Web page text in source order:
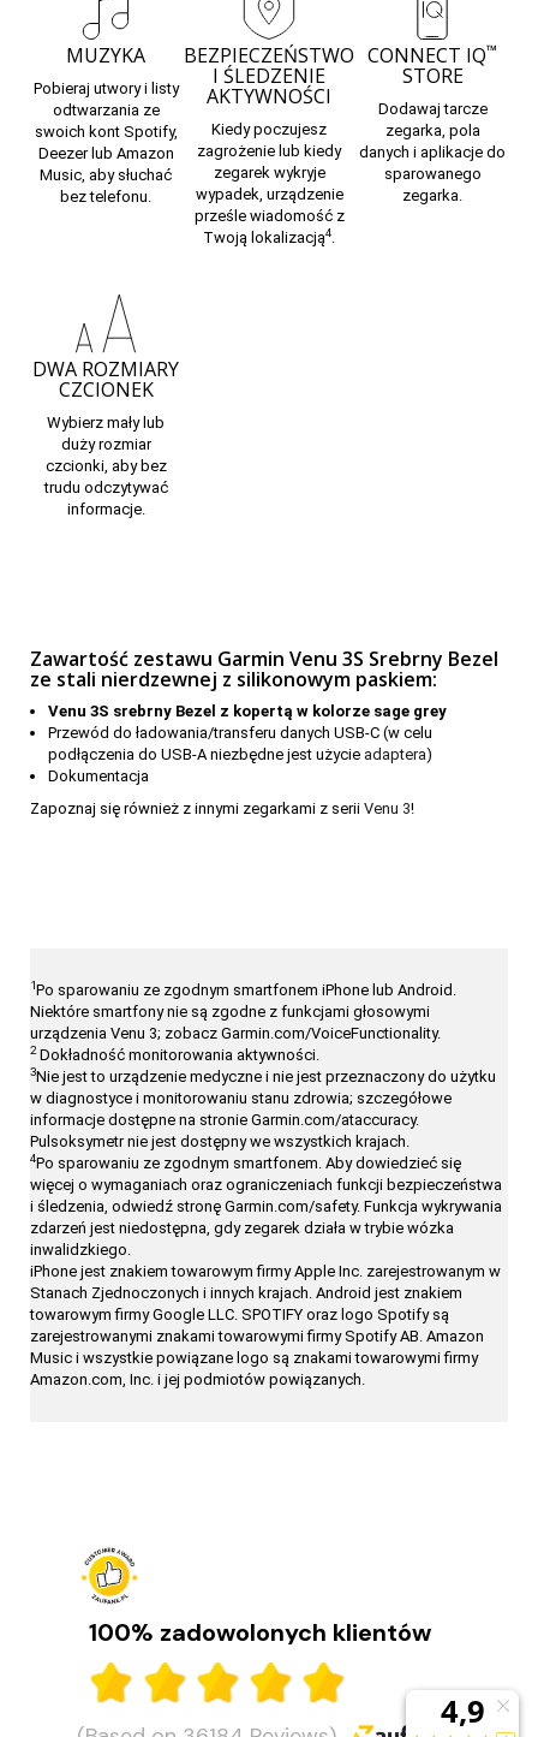
MUZYKA
Pobieraj utwory i listy
odtwarzania ze
swoich kont Spotify,
Deezer lub Amazon
Music, aby słuchać
bez telefonu.
BEZPIECZEŃSTWO
I ŚLEDZENIE
AKTYWNOŚCI
Kiedy poczujesz
zagrożenie lub kiedy
zegarek wykryje
wypadek, urządzenie
prześle wiadomość z
Twoją lokalizacją4
CONNECT IQ™
STORE
Dodawaj tarcze
zegarka, pola
danych i aplikacje do
sparowanego
zegarka.
DWA ROZMIARY
CZCIONEK
Wybierz mały lub
duży rozmiar
czcionki, aby bez
trudu odczytywać
informacje.
Zawartość zestawu Garmin Venu 3S Srebrny Bezel
ze stali nierdzewnej z silikonowym paskiem:
Venu 3S srebrny Bezel z kopertą w kolorze sage grey
Przewód do ładowania/transferu danych USB-C (w celu
podłączenia do USB-A niezbędne jest użycie adaptera)
Dokumentacja
Zapoznaj się również z innymi zegarkami z serii Venu 3!
1Po sparowaniu ze zgodnym smartfonem iPhone lub Android.
Niektóre smartfony nie są zgodne z funkcjami głosowymi
urządzenia Venu 3; zobacz Garmin.com/VoiceFunctionality.
2 Dokładność monitorowania aktywności.
3Nie jest to urządzenie medyczne i nie jest przeznaczony do użytku
w diagnostyce i monitorowaniu stanu zdrowia; szczegółowe
informacje dostępne na stronie Garmin.com/ataccuracy.
Pulsoksymetr nie jest dostępny we wszystkich krajach.
4Po sparowaniu ze zgodnym smartfonem. Aby dowiedzieć się
więcej o wymaganiach oraz ograniczeniach funkcji bezpieczeństwa
i śledzenia, odwiedź stronę Garmin.com/safety. Funkcja wykrywania
zdarzeń jest niedostępna, gdy zegarek działa w trybie wózka
inwalidzkiego.
iPhone jest znakiem towarowym firmy Apple Inc. zarejestrowanym w
Stanach Zjednoczonych i innych krajach. Android jest znakiem
towarowym firmy Google LLC. SPOTIFY oraz logo Spotify są
zarejestrowanymi znakami towarowymi firmy Spotify AB. Amazon
Music i wszystkie powiązane logo są znakami towarowymi firmy
Amazon.com, Inc. i jej podmiotów powiązanych.
Szukasz prezentu na Dzień Kobiet? Zegarek to świetny wybór —
praktyczny i stylowy. Przygotowaliśmy nasze propozycje dla aktywnych,
na co dzień oraz dla fanek klasycznej elegancji.
CZYTAJ DALEJ
100% zadowolonych klientów